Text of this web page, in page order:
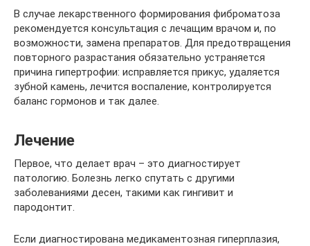
В случае лекарственного формирования фиброматоза
рекомендуется консультация с лечащим врачом и, по
возможности, замена препаратов. Для предотвращения
повторного разрастания обязательно устраняется
причина гипертрофии: исправляется прикус, удаляется
зубной камень, лечится воспаление, контролируется
баланс гормонов и так далее.
Лечение
Первое, что делает врач – это диагностирует
патологию. Болезнь легко спутать с другими
заболеваниями десен, такими как гингивит и
пародонтит.
Если диагностирована медикаментозная гиперплазия,